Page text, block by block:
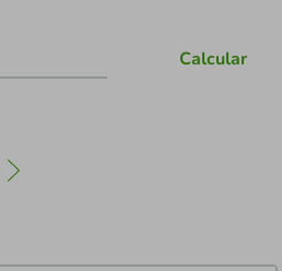
Calcular